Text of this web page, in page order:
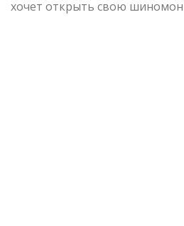
хочет открыть свою